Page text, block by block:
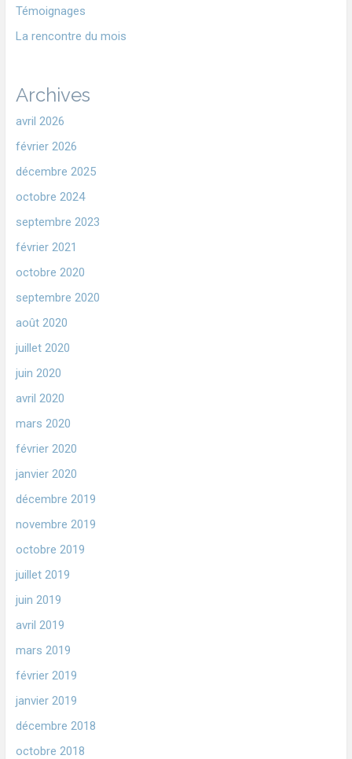
Témoignages
La rencontre du mois
Archives
avril 2026
février 2026
décembre 2025
octobre 2024
septembre 2023
février 2021
octobre 2020
septembre 2020
août 2020
juillet 2020
juin 2020
avril 2020
mars 2020
février 2020
janvier 2020
décembre 2019
novembre 2019
octobre 2019
juillet 2019
juin 2019
avril 2019
mars 2019
février 2019
janvier 2019
décembre 2018
octobre 2018